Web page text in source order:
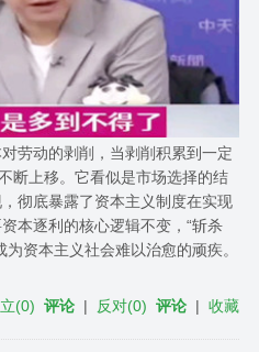
劳动的剥削，当剥削积累到一定
断上移。它看似是市场选择的结
彻底暴露了资本主义制度在实现
本逐利的核心逻辑不变，“斩杀
资本主义社会难以治愈的顽疾。
(0) 评论 | 反对(0) 评论 |收藏